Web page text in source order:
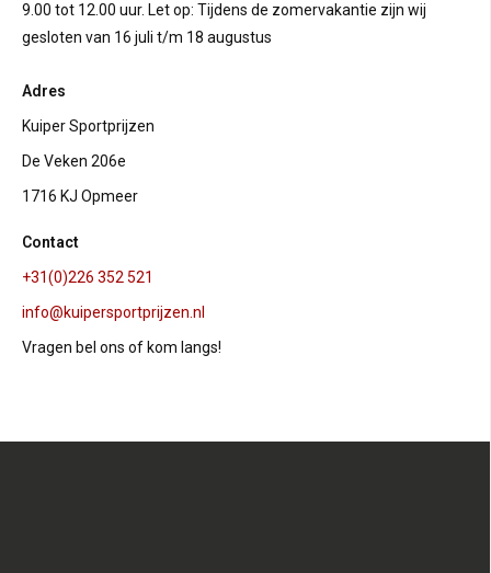
9.00 tot 12.00 uur. Let op: Tijdens de zomervakantie zijn wij
gesloten van 16 juli t/m 18 augustus
Adres
Kuiper Sportprijzen
De Veken 206e
1716 KJ Opmeer
Contact
+31(0)226 352 521
info@kuipersportprijzen.nl
Vragen bel ons of kom langs!